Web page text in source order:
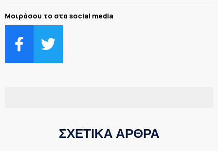
Μοιράσου το στα social media
ΣΧΕΤΙΚΑ ΑΡΘΡΑ